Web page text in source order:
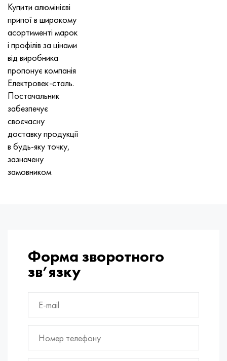
Купити алюмінієві
припої в широкому
асортименті марок
і профілів за цінами
від виробника
пропонує компанія
Електровек-сталь.
Постачальник
забезпечує
своєчасну
доставку продукції
в будь-яку точку,
зазначену
замовником.
Форма зворотного
зв’язку